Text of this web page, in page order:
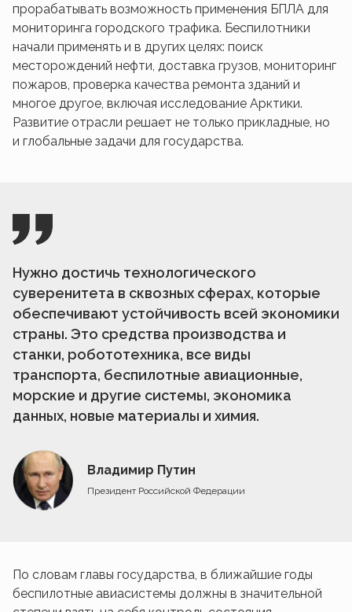
прорабатывать возможность применения БПЛА для
мониторинга городского трафика. Беспилотники
начали применять и в других целях: поиск
месторождений нефти, доставка грузов, мониторинг
пожаров, проверка качества ремонта зданий и
многое другое, включая исследование Арктики.
Развитие отрасли решает не только прикладные, но
и глобальные задачи для государства.
Нужно достичь технологического
суверенитета в сквозных сферах, которые
обеспечивают устойчивость всей экономики
страны. Это средства производства и
станки, робототехника, все виды
транспорта, беспилотные авиационные,
морские и другие системы, экономика
данных, новые материалы и химия.
Владимир Путин
Президент Российской Федерации
По словам главы государства, в ближайшие годы
беспилотные авиасистемы должны в значительной